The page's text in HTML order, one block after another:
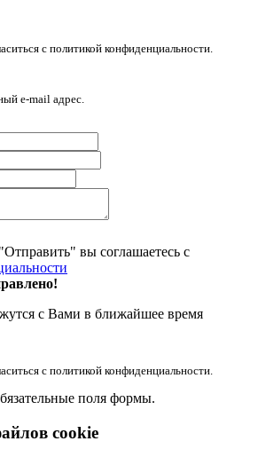
с политикой конфиденциальности.
e-mail адрес.
вы соглашаетесь с
с Вами в ближайшее время
с политикой конфиденциальности.
поля формы.
cookie